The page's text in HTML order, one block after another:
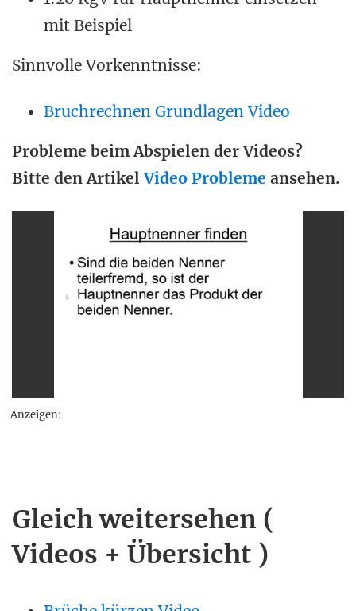
mit Beispiel
Sinnvolle Vorkenntnisse:
Bruchrechnen Grundlagen Video
Probleme beim Abspielen der Videos?
Bitte den ArtikelVideo Probleme ansehen.
Anzeigen:
Gleich weitersehen (
Videos + Übersicht )